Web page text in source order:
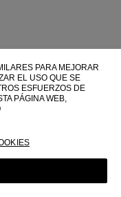
PARA MEJORAR
EL USO QUE SE
ESFUERZOS DE
PÁGINA WEB,
NUESTRA